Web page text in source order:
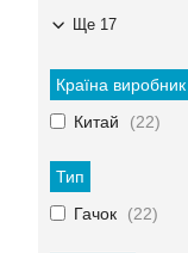
Ще 17
Країна виробник
Китай
22
Тип
Гачок
22